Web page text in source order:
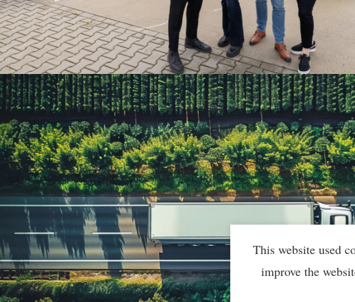
This website used
improve the